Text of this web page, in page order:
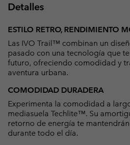
Detalles
ESTILO RETRO, RENDIMIENTO
Las IVO Trail™ combinan un
pasado con una tecnología que
futuro, ofreciendo comodidad y
aventura urbana.
COMODIDAD DURADERA
Experimenta la comodidad a
mediasuela Techlite™. Su
retorno de energía te
durante todo el día.